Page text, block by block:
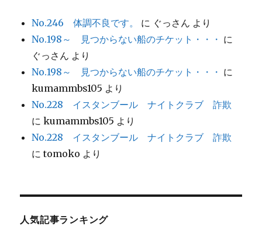
No.246 体調不良です。 に ぐっさん より
No.198～ 見つからない船のチケット・・・ に
ぐっさん より
No.198～ 見つからない船のチケット・・・ に
kumammbs105 より
No.228 イスタンブール ナイトクラブ 詐欺
にkumammbs105 より
No.228 イスタンブール ナイトクラブ 詐欺
にtomoko より
人気記事ランキング